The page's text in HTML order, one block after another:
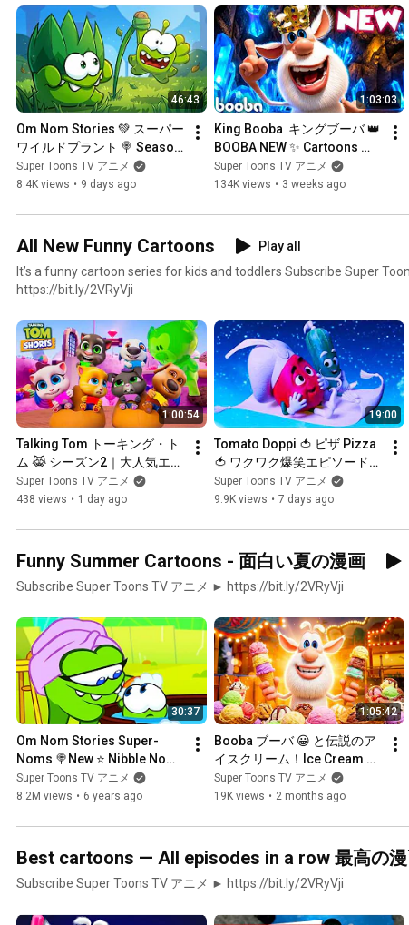
46:43
Om Nom Stories 💚 スーパー
ワイルドプラント 🍭 Season
29 — The Super Wild Plant 🌱
Super Toons TV アニメ
Super Toons TV アニメ
8.4K views • 9 days ago
1:03:03
King Booba  キングブーバ 👑
BOOBA NEW ✨️ Cartoons
collection ⭐ ハロウィン 🌟
Super Toons TV アニメ
Super Toons TV アニメ
134K views • 3 weeks ago
All New Funny Cartoons
Play all
It’s a funny cartoon series for kids and toddlers Subscribe Super
https://bit.ly/2VRyVji
1:00:54
Talking Tom トーキング・ト
ム 😹 シーズン2｜大人気エピ
ソード一気見！💛 Watch
Every Episode!⭐ Super
Super Toons TV アニメ
438 views • 1 day ago
19:00
Tomato Doppi 🍅 ピザ Pizza
🍅 ワクワク爆笑エピソード集
Doppi's Big Adventures! |
Super Toons TV アニメ
Super Toons TV アニメ
9.9K views • 7 days ago
Funny Summer Cartoons - 面白い夏の漫画
Subscribe Super Toons TV アニメ ► https://bit.ly/2VRyVji
30:37
Om Nom Stories Super-
Noms 🍭New ⭐ Nibble Nom
🍼 Funny cartoons for kids
and teens
Super Toons TV アニメ
8.2M views • 6 years ago
1:05:42
Booba ブーバ 😀 と伝説のア
イスクリーム！Ice Cream
Legend! ❄️ Super Toons TV
アニメ
Super Toons TV アニメ
19K views • 2 months ago
Best cartoons — All episodes in a row 最高の
Subscribe Super Toons TV アニメ ► https://bit.ly/2VRyVji